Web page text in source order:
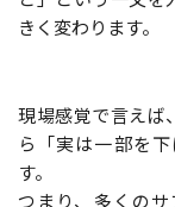
きく変わります。
現場感覚で言えば
ら「実は一部を
す。
つまり、多くの